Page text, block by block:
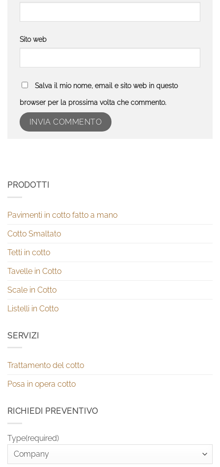
Sito web
Salva il mio nome, email e sito web in questo
browser per la prossima volta che commento.
PRODOTTI
Pavimenti in cotto fatto a mano
Cotto Smaltato
Tetti in cotto
Tavelle in Cotto
Scale in Cotto
Listelli in Cotto
SERVIZI
Trattamento del cotto
Posa in opera cotto
RICHIEDI PREVENTIVO
Type(required)